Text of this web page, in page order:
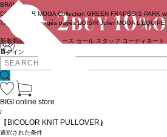
ログイン
BRAND
COUTURIER MOGA Collection GREEN FRAPBOIS PARK
TRISTESSE
congés payés LOISIR Julier MOGA L'EQUIPE
新着商品 ニュース セール スタッフ コーディネート
せ
BIGI online store
/
【BICOLOR KNIT PULLOVER】
選択された条件